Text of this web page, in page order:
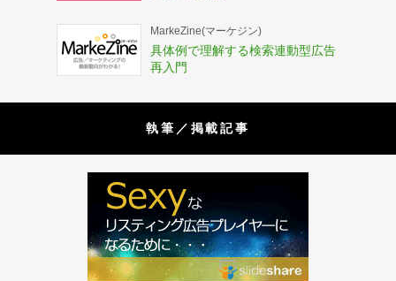
MarkeZine(マーケジン)
具体例で理解する検索連動型広告
再入門
執筆／掲載記事